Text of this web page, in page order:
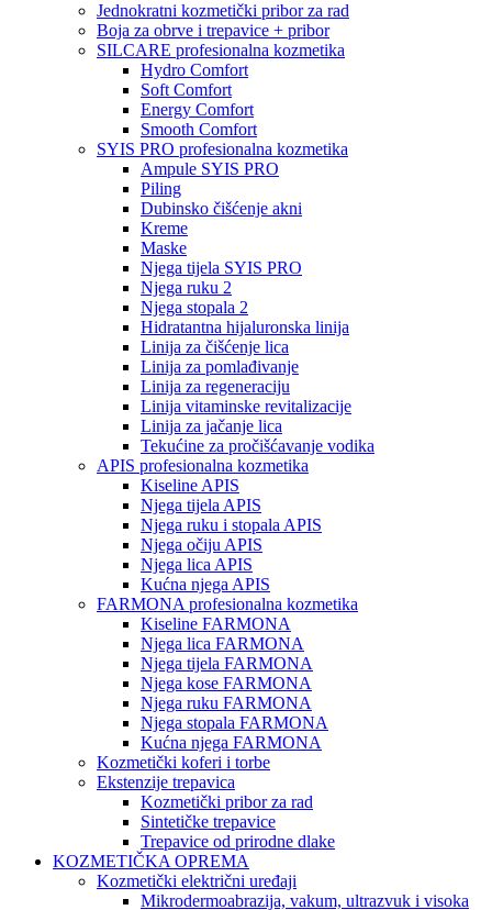
Jednokratni kozmetički pribor za rad
Boja za obrve i trepavice + pribor
SILCARE profesionalna kozmetika
Hydro Comfort
Soft Comfort
Energy Comfort
Smooth Comfort
SYIS PRO profesionalna kozmetika
Ampule SYIS PRO
Piling
Dubinsko čišćenje akni
Kreme
Maske
Njega tijela SYIS PRO
Njega ruku 2
Njega stopala 2
Hidratantna hijaluronska linija
Linija za čišćenje lica
Linija za pomlađivanje
Linija za regeneraciju
Linija vitaminske revitalizacije
Linija za jačanje lica
Tekućine za pročišćavanje vodika
APIS profesionalna kozmetika
Kiseline APIS
Njega tijela APIS
Njega ruku i stopala APIS
Njega očiju APIS
Njega lica APIS
Kućna njega APIS
FARMONA profesionalna kozmetika
Kiseline FARMONA
Njega lica FARMONA
Njega tijela FARMONA
Njega kose FARMONA
Njega ruku FARMONA
Njega stopala FARMONA
Kućna njega FARMONA
Kozmetički koferi i torbe
Ekstenzije trepavica
Kozmetički pribor za rad
Sintetičke trepavice
Trepavice od prirodne dlake
KOZMETIČKA OPREMA
Kozmetički električni uređaji
Mikrodermoabrazija, vakum, ultrazvuk i visoka